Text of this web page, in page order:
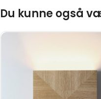
Du kunne også